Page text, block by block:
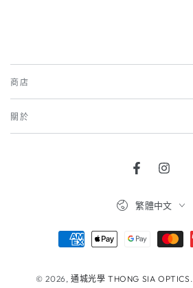
商店
關於
Facebook
© 2026, 通城光學 THONG SIA OPTICS
言
繁體中文